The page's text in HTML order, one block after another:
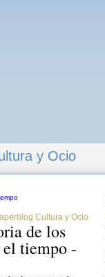
y Ocio
Cultura y Ocio
de los
tiempo -